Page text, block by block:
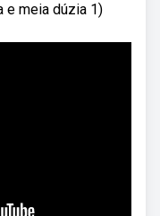
e meia dúzia 1)